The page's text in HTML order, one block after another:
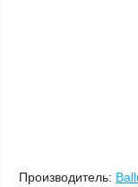
Производитель: